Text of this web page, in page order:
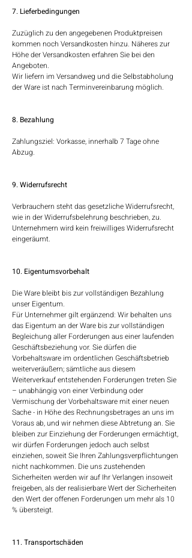
7. Lieferbedingungen
Zuzüglich zu den angegebenen Produktpreisen
kommen noch Versandkosten hinzu. Näheres zur
Höhe der Versandkosten erfahren Sie bei den
Angeboten.
Wir liefern im Versandweg und die Selbstabholung
der Ware ist nach Terminvereinbarung möglich.
8. Bezahlung
Zahlungsziel: Vorkasse, innerhalb 7 Tage ohne
Abzug.
9. Widerrufsrecht
Verbrauchern steht das gesetzliche Widerrufsrecht,
wie in der Widerrufsbelehrung beschrieben, zu.
Unternehmern wird kein freiwilliges Widerrufsrecht
eingeräumt.
10. Eigentumsvorbehalt​​​​​​​
Die Ware bleibt bis zur vollständigen Bezahlung
unser Eigentum.
Für Unternehmer gilt ergänzend: Wir behalten uns
das Eigentum an der Ware bis zur vollständigen
Begleichung aller Forderungen aus einer laufenden
Geschäftsbeziehung vor. Sie dürfen die
Vorbehaltsware im ordentlichen Geschäftsbetrieb
weiterveräußern; sämtliche aus diesem
Weiterverkauf entstehenden Forderungen treten Sie
– unabhängig von einer Verbindung oder
Vermischung der Vorbehaltsware mit einer neuen
Sache - in Höhe des Rechnungsbetrages an uns im
Voraus ab, und wir nehmen diese Abtretung an. Sie
bleiben zur Einziehung der Forderungen ermächtigt,
wir dürfen Forderungen jedoch auch selbst
einziehen, soweit Sie Ihren Zahlungsverpflichtungen
nicht nachkommen. Die uns zustehenden
Sicherheiten werden wir auf Ihr Verlangen insoweit
freigeben, als der realisierbare Wert der Sicherheiten
den Wert der offenen Forderungen um mehr als 10
% übersteigt.
11. Transportschäden​​​​​​​